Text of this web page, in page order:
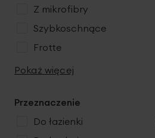
z mikrofibry
szybkoschnące
frotte
Pokaż więcej
Przeznaczenie
do łazienki